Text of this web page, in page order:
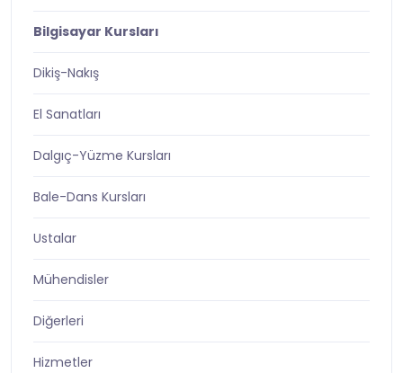
Bilgisayar Kursları
Dikiş-Nakış
El Sanatları
Dalgıç-Yüzme Kursları
Bale-Dans Kursları
Ustalar
Mühendisler
Diğerleri
Hizmetler